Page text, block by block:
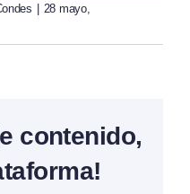
28 mayo,
contenido,